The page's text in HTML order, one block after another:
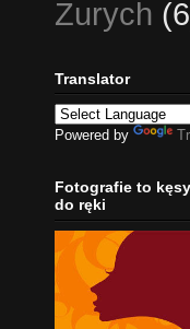
Zurych
Translator
Powered by
Fotografie to
do ręki